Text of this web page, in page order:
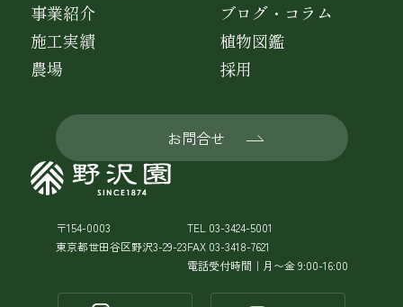
〒154-0003
東京都世田谷区野沢3-29-23
TEL 03-3424-5001
FAX 03-3418-7621
電話受付時間｜月〜金 9:00-16:00
事業紹介
施工実績
農場
ブログ・コラム
植物図鑑
採用
お問合せ